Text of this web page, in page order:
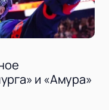
и «Амура»